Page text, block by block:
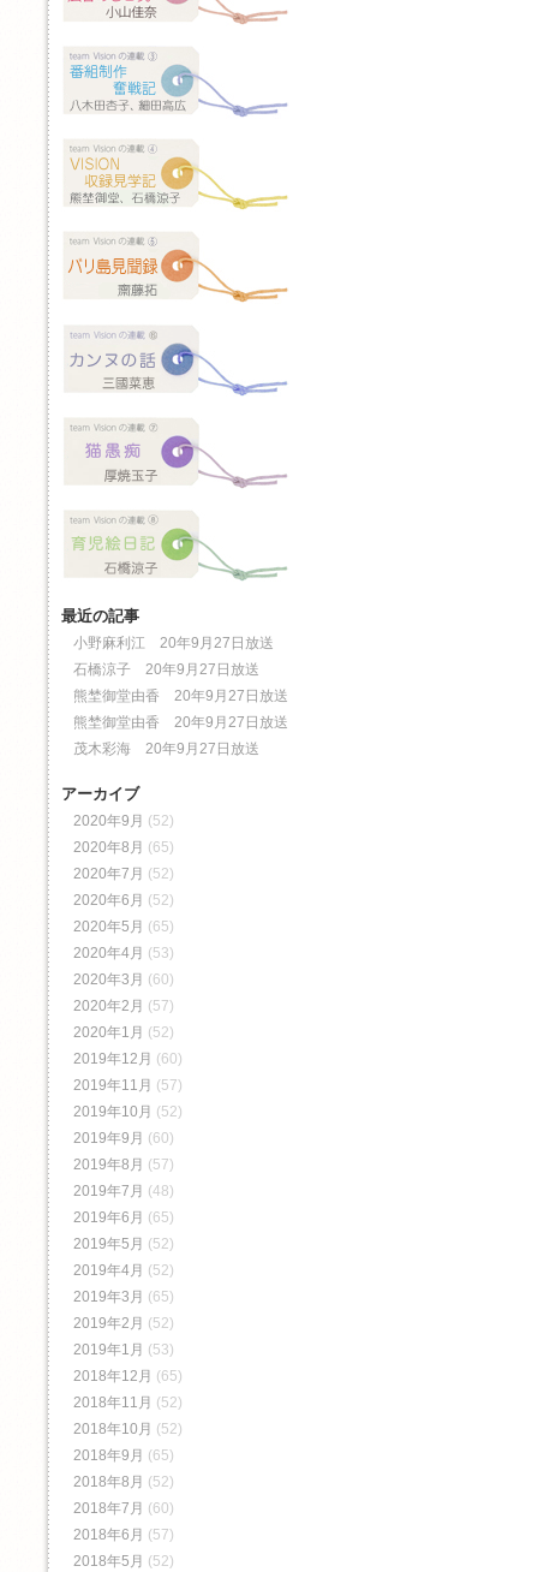
最近の記事
小野麻利江 20年9月27日放送
石橋涼子 20年9月27日放送
熊埜御堂由香 20年9月27日放送
熊埜御堂由香 20年9月27日放送
茂木彩海 20年9月27日放送
アーカイブ
2020年9月 (52)
2020年8月 (65)
2020年7月 (52)
2020年6月 (52)
2020年5月 (65)
2020年4月 (53)
2020年3月 (60)
2020年2月 (57)
2020年1月 (52)
2019年12月 (60)
2019年11月 (57)
2019年10月 (52)
2019年9月 (60)
2019年8月 (57)
2019年7月 (48)
2019年6月 (65)
2019年5月 (52)
2019年4月 (52)
2019年3月 (65)
2019年2月 (52)
2019年1月 (53)
2018年12月 (65)
2018年11月 (52)
2018年10月 (52)
2018年9月 (65)
2018年8月 (52)
2018年7月 (60)
2018年6月 (57)
2018年5月 (52)